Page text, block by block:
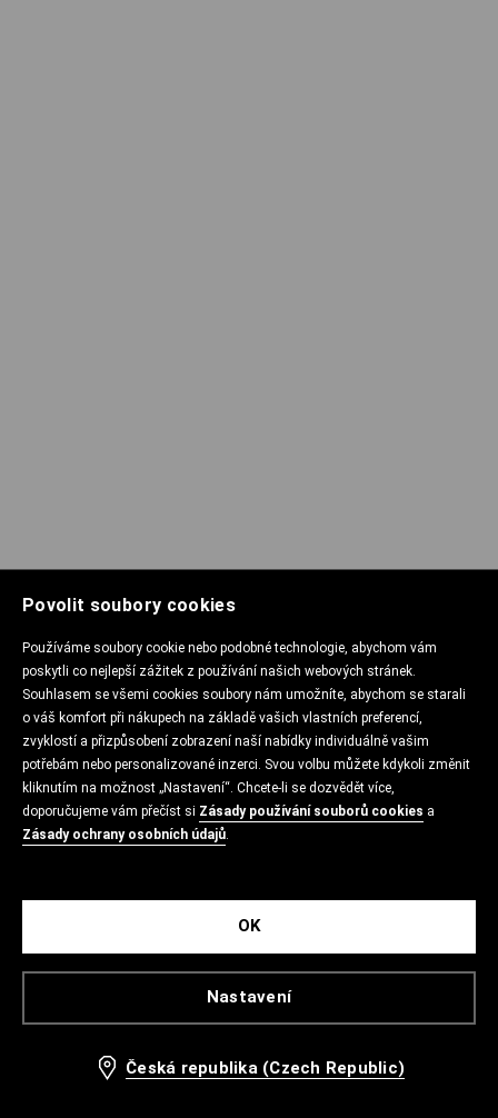
Povolit soubory cookies
Používáme soubory cookie nebo podobné technologie, abychom vám
poskytli co nejlepší zážitek z používání našich webových stránek.
Souhlasem se všemi cookies soubory nám umožníte, abychom se starali
o váš komfort při nákupech na základě vašich vlastních preferencí,
zvyklostí a přizpůsobení zobrazení naší nabídky individuálně vašim
potřebám nebo personalizované inzerci. Svou volbu můžete kdykoli změnit
kliknutím na možnost „Nastavení“. Chcete-li se dozvědět více,
doporučujeme vám přečíst si Zásady používání souborů cookies a
Zásady ochrany osobních údajů.
Nastavení
OK
Česká republika (Czech Republic)